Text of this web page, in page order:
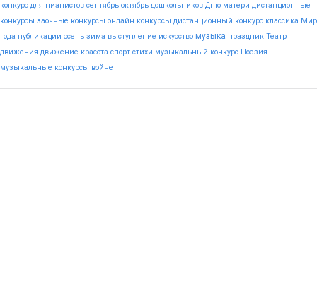
конкурс для пианистов сентябрь октябрь дошкольников Дню матери дистанционные
конкурсы заочные конкурсы онлайн конкурсы дистанционный конкурс классика Мир
года публикации осень зима выступление искусство музыка праздник Театр
движения движение красота спорт стихи музыкальный конкурс Поэзия
музыкальные конкурсы войне